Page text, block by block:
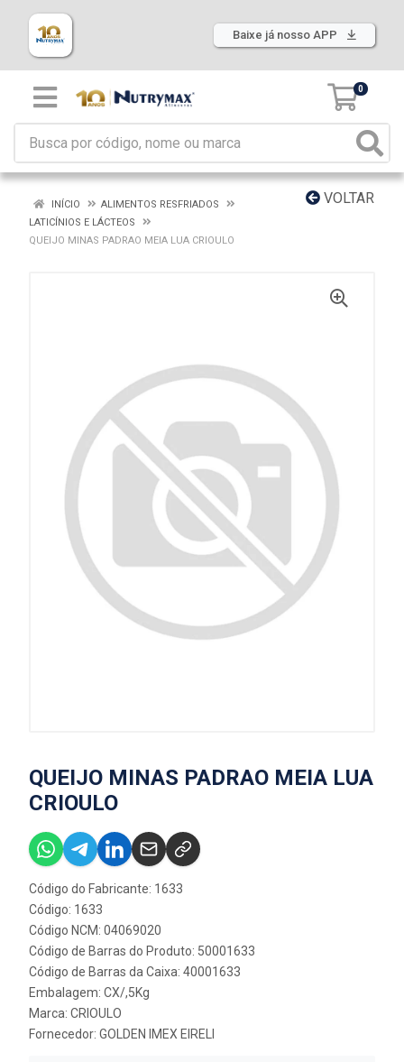
Baixe já nosso APP
0
VOLTAR
INÍCIO
ALIMENTOS RESFRIADOS
LATICÍNIOS E LÁCTEOS
QUEIJO MINAS PADRAO MEIA LUA CRIOULO
QUEIJO MINAS PADRAO MEIA LUA
CRIOULO
Código do Fabricante: 1633
Código: 1633
Código NCM: 04069020
Código de Barras do Produto: 50001633
Código de Barras da Caixa: 40001633
Embalagem: CX/,5Kg
Marca: CRIOULO
Fornecedor: GOLDEN IMEX EIRELI